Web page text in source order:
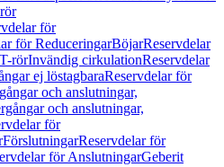
för
för ReduceringarBöjarReservdelar
rörInvändig cirkulationReservdelar
ej löstagbaraReservdelar för
och anslutningar,
och anslutningar,
för
FörslutningarReservdelar för
för AnslutningarGeberit